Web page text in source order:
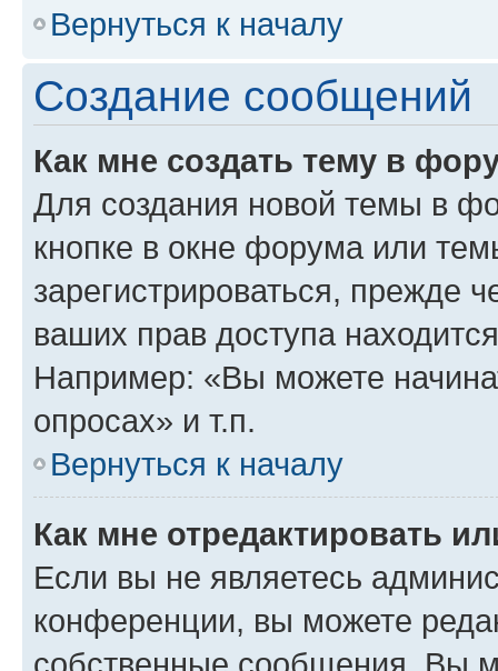
Вернуться к началу
Создание сообщений
Как мне создать тему в
Для создания новой темы в
кнопке в окне форума или
зарегистрироваться, прежде
ваших прав доступа
Например: «Вы можете
опросах» и т.п.
Вернуться к началу
Как мне отредактировать
Если вы не являетесь
конференции, вы можете
собственные сообщения. Вы